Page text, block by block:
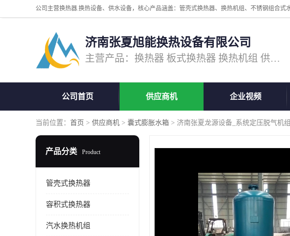
济南张夏旭能换热设备有限公司
主营产品：换热器 板式换热器 换热机组 供水设备 水处理设备
公司首页 供应商机 企业视频
当前位置： 首页 > 供应商机 > 囊式膨胀水箱 > 济南张夏龙源设备_系统定压脱气机组
产品分类 Product
管壳式换热器
容积式换热器
汽水换热机组